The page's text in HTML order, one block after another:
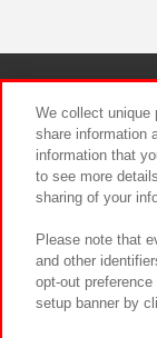
We collect unique
share information
information that
to see more
sharing of your
Please note that
and other
opt-out
setup banner by